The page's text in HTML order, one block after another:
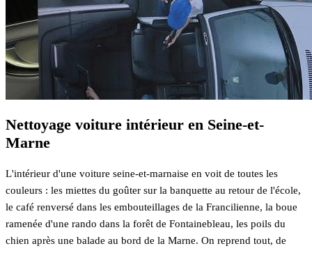
Nettoyage voiture intérieur en Seine-et-
Marne
L'intérieur d'une voiture seine-et-marnaise en voit de toutes les
couleurs : les miettes du goûter sur la banquette au retour de l'école,
le café renversé dans les embouteillages de la Francilienne, la boue
ramenée d'une rando dans la forêt de Fontainebleau, les poils du
chien après une balade au bord de la Marne. On reprend tout, de